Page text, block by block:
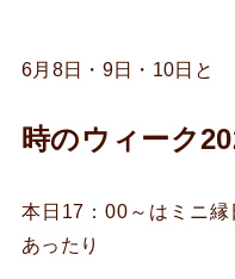
6月8日・9日・10日と
時のウィーク
本日17：00～はミニ
あったり